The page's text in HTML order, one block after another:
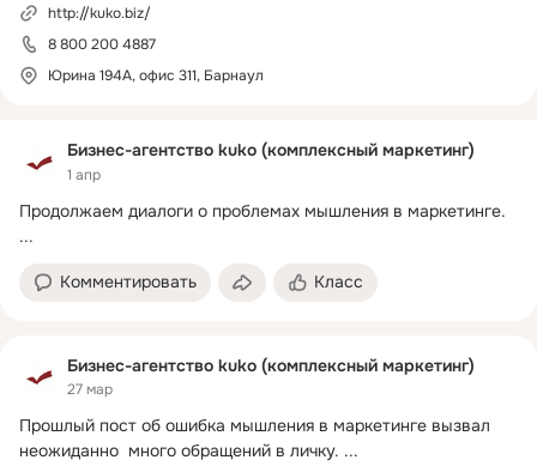
Бизнес-агентство kuko (комплексный маркетинг)
1 апр
Продолжаем диалоги о проблемах мышления в маркетинге.
...
Комментировать Класс
Бизнес-агентство kuko (комплексный маркетинг)
27 мар
Прошлый пост об ошибка мышления в маркетинге вызвал
неожиданно  много обращений в личку. ...
http://kuko.biz/
8 800 200 4887
Юрина 194А, офис 311, Барнаул